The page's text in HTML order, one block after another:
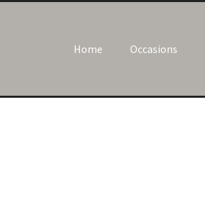
Home Occasions